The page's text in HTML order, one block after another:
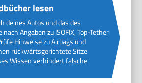
lesen
deines Autos und das des
Angaben zu ISOFIX, Top-Tether
Hinweise zu Airbags und
rückwärtsgerichtete Sitze
Wissen verhindert falsche